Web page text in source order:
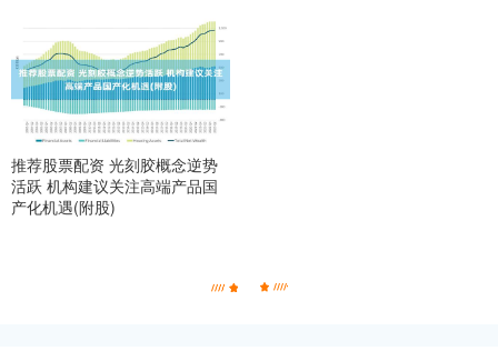
推荐股票配资 光刻胶概念逆势
活跃 机构建议关注高端产品国
产化机遇(附股)